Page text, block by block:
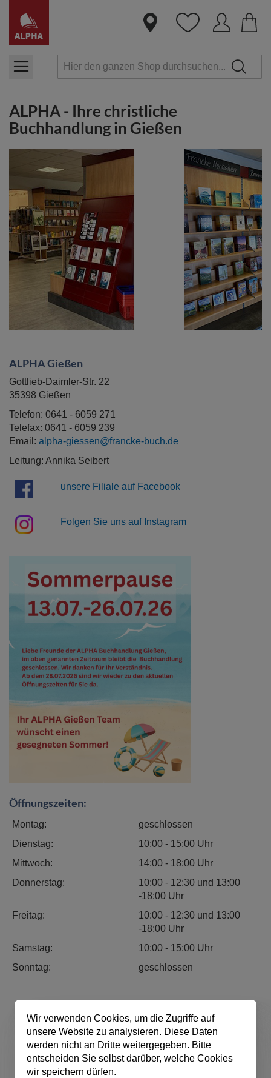
zum
ALPHA - Ihre christliche
Buchhandlung in Gießen
ALPHA Gießen
Gottlieb-Daimler-Str. 22
35398 Gießen
Telefon: 0641 - 6059 271
Telefax: 0641 - 6059 239
Email: alpha-giessen@francke-buch.de
Leitung: Annika Seibert
unsere Filiale auf Facebook
Folgen Sie uns auf Instagram
Öffnungszeiten:
Montag:
geschlossen
Dienstag:
10:00 - 15:00 Uhr
Mittwoch:
14:00 - 18:00 Uhr
Donnerstag:
10:00 - 12:30 und 13:00
-18:00 Uhr
Freitag:
10:00 - 12:30 und 13:00
-18:00 Uhr
Samstag:
10:00 - 15:00 Uhr
Sonntag:
geschlossen
Wir verwenden Cookies, um die Zugriffe auf
unsere Website zu analysieren. Diese Daten
werden nicht an Dritte weitergegeben. Bitte
entscheiden Sie selbst darüber, welche Cookies
wir speichern dürfen.